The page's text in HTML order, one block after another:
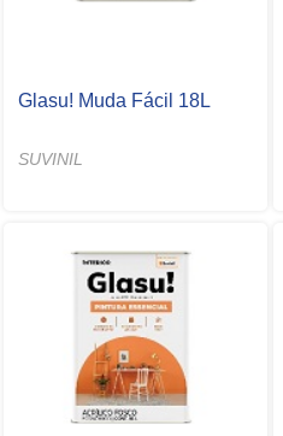
Glasu! Muda Fácil 18L
SUVINIL